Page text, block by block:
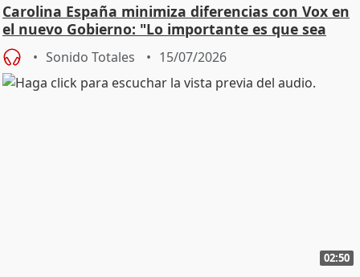
Carolina España minimiza diferencias con Vox en
el nuevo Gobierno: "Lo importante es que sea
una leg
Sonido Totales 15/07/2026
02:50